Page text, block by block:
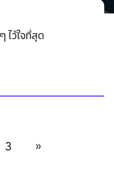
ไว้ใจที่สุด
3 »